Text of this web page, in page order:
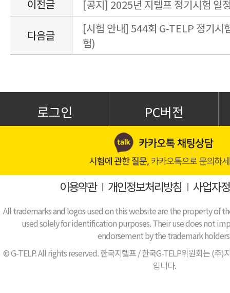
이전글 [공지] 2025년 지텔프 정기시험 일
다음글
[시험 안내] 544회 G-TELP 정기
험)
로그인 PC버전
이용약관I 개인정보처리방침 I 사업자
All trademarks and logos used on this website are the property of
used solely for identification purposes. Their use does not
endorsement by the trademark
© G-TELP. All rights reserved. 한국지텔프 / 한국G-TELP위원회는 (주)
입니다.